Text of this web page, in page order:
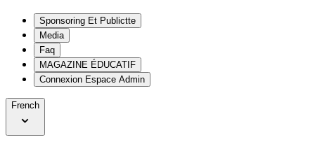
Sponsoring Et Publictte
Media
Faq
MAGAZINE ÉDUCATIF
Connexion Espace Admin
French